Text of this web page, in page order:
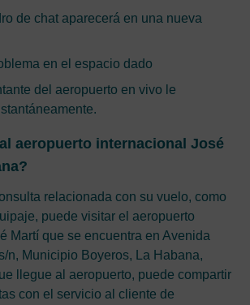
de chat aparecerá en una nueva
en el espacio dado
del aeropuerto en vivo le
aeropuerto internacional José
relacionada con su vuelo, como
puede visitar el aeropuerto
Martí que se encuentra en Avenida
n, Municipio Boyeros, La Habana,
llegue al aeropuerto, puede compartir
con el servicio al cliente de